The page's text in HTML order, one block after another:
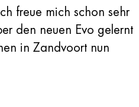
freue mich schon sehr
den neuen Evo gelernt
in Zandvoort nun